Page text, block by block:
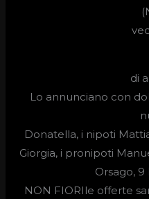
di
Lo annunciano con
Donatella, i nipoti
Giorgia, i pronipoti
Orsago, 9
NON FIORIle offerte